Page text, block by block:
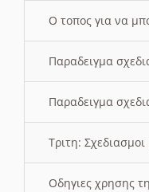
O τοπος για να
Παραδειγμα
Παραδειγμα
Τριτη:
Οδηγιες χρησης